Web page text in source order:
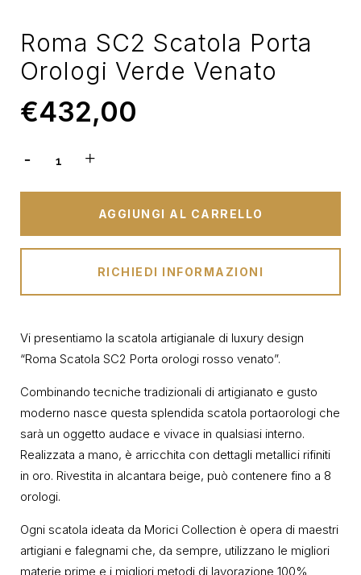
Roma SC2 Scatola Porta
Orologi Verde Venato
€432,00
AGGIUNGI AL CARRELLO
RICHIEDI INFORMAZIONI
Vi presentiamo la scatola artigianale di luxury design
“Roma Scatola SC2 Porta orologi rosso venato”.
Combinando tecniche tradizionali di artigianato e gusto
moderno nasce questa splendida scatola portaorologi che
sarà un oggetto audace e vivace in qualsiasi interno.
Realizzata a mano, è arricchita con dettagli metallici rifiniti
in oro. Rivestita in alcantara beige, può contenere fino a 8
orologi.
Ogni scatola ideata da Morici Collection è opera di maestri
artigiani e falegnami che, da sempre, utilizzano le migliori
materie prime e i migliori metodi di lavorazione 100%